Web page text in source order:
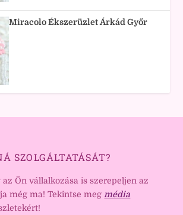
Miracolo Ékszerüzlet Árkád Győr
SZOLGÁLTATÁSÁT?
Ön vállalkozása is szerepeljen az
még ma! Tekintse meg média